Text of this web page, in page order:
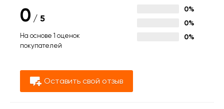
0 / 5
На основе 1 оценок
покупателей
0%
0%
0%
Оставить свой отзыв